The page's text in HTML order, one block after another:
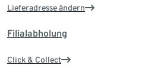
Lieferadresse ändern
Filialabholung
Click & Collect